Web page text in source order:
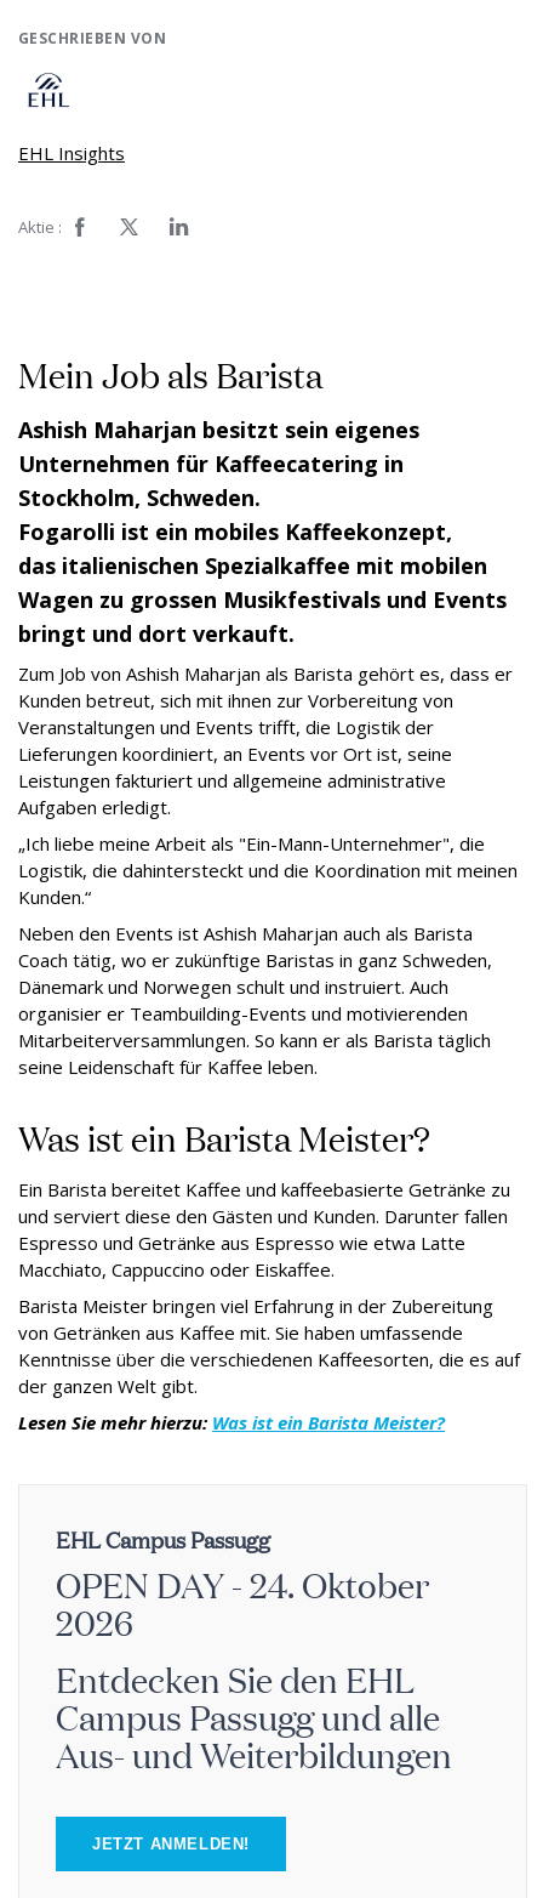
GESCHRIEBEN VON
EHL Insights
Aktie :
Mein Job als Barista
Ashish Maharjan besitzt sein eigenes
Unternehmen für Kaffeecatering in
Stockholm, Schweden.
Fogarolli ist ein mobiles Kaffeekonzept,
das italienischen Spezialkaffee mit mobilen
Wagen zu grossen Musikfestivals und Events
bringt und dort verkauft.
Zum Job von Ashish Maharjan als Barista gehört es, dass er
Kunden betreut, sich mit ihnen zur Vorbereitung von
Veranstaltungen und Events trifft, die Logistik der
Lieferungen koordiniert, an Events vor Ort ist, seine
Leistungen fakturiert und allgemeine administrative
Aufgaben erledigt.
„Ich liebe meine Arbeit als "Ein-Mann-Unternehmer", die
Logistik, die dahintersteckt und die Koordination mit meinen
Kunden.“
Neben den Events ist Ashish Maharjan auch als Barista
Coach tätig, wo er zukünftige Baristas in ganz Schweden,
Dänemark und Norwegen schult und instruiert. Auch
organisier er Teambuilding-Events und motivierenden
Mitarbeiterversammlungen. So kann er als Barista täglich
seine Leidenschaft für Kaffee leben.
Was ist ein Barista Meister?
Ein Barista bereitet Kaffee und kaffeebasierte Getränke zu
und serviert diese den Gästen und Kunden. Darunter fallen
Espresso und Getränke aus Espresso wie etwa Latte
Macchiato, Cappuccino oder Eiskaffee.
Barista Meister bringen viel Erfahrung in der Zubereitung
von Getränken aus Kaffee mit. Sie haben umfassende
Kenntnisse über die verschiedenen Kaffeesorten, die es auf
der ganzen Welt gibt.
Lesen Sie mehr hierzu: Was ist ein Barista Meister?
EHL Campus Passugg
OPEN DAY - 24. Oktober
2026
Entdecken Sie den EHL
Campus Passugg und alle
Aus- und Weiterbildungen
JETZT ANMELDEN!